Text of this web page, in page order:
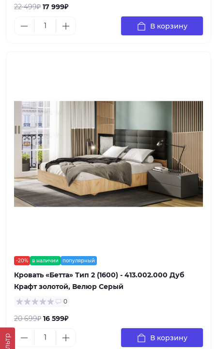
22 499₽ 17 999₽
В корзину
-20% в наличии популярный
Кровать «Бетта» Тип 2 (1600) - 413.002.000 Дуб
Крафт золотой, Велюр Серый
0
20 699₽ 16 599₽
В корзину